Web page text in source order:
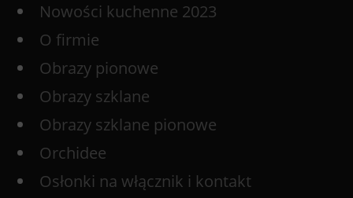
Nowości kuchenne 2023
O firmie
Obrazy pionowe
Obrazy szklane
Obrazy szklane pionowe
Orchidee
Osłonki na włącznik i kontakt